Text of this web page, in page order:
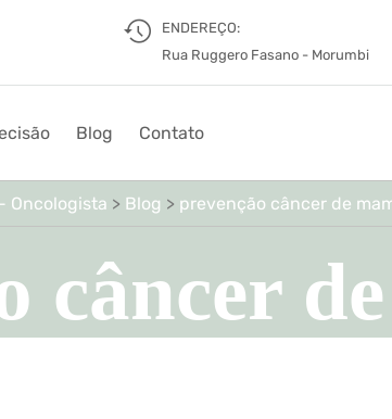
ENDEREÇO:
Rua Ruggero Fasano - Morumbi
Blog Contato
Oncologista > Blog > prevenção câncer de
câncer